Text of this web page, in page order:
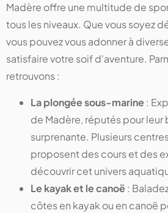
Madère offre une multitude de
tous les niveaux. Que vous soyez
vous pouvez vous adonner à
satisfaire votre soif d'aventure.
retrouvons :
La plongée sous-marine:
de Madère, réputés pour
surprenante. Plusieurs
proposent des cours et des
découvrir cet univers
Le kayak et le canoë:
côtes en kayak ou en canoë